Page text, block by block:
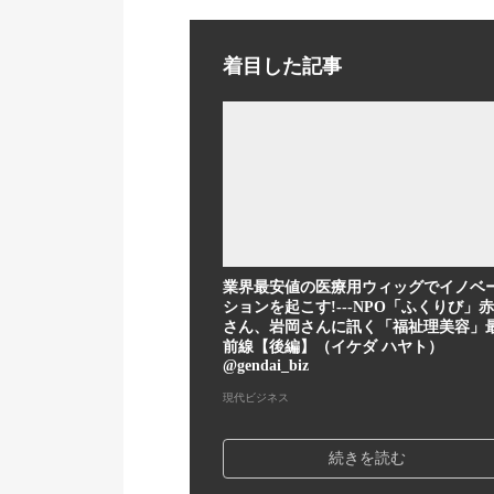
着目した記事
業界最安値の医療用ウィッグでイノベ
ションを起こす!---NPO「ふくりび」
さん、岩岡さんに訊く「福祉理美容」
前線【後編】（イケダ ハヤト）
@gendai_biz
現代ビジネス
続きを読む